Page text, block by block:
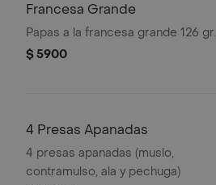
Francesa Grande
Papas a la francesa grande 126 gr.
$ 5900
4 Presas Apanadas
4 presas apanadas (muslo,
contramulso, ala y pechuga)